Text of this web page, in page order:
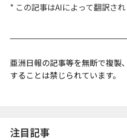
* この記事はAIによって翻訳され
亜洲日報の記事等を無断で複製
することは禁じられています。
注目記事